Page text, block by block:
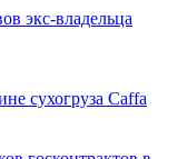
экс-владельца
сухогруза Caffa